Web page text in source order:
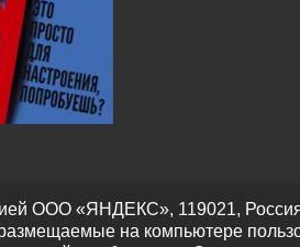
ООО «ЯНДЕКС», 119021,
на компьютере